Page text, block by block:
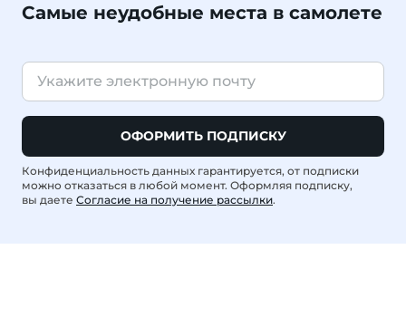
Самые неудобные места в самолете
ОФОРМИТЬ ПОДПИСКУ
Конфиденциальность данных гарантируется, от подписки
можно отказаться в любой момент. Оформляя подписку,
вы даете Согласие на получение рассылки.